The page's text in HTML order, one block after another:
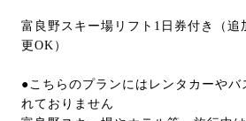
富良野スキー場リフト1日券付き（追
更OK）
●こちらのプランにはレンタカーやバ
れておりません